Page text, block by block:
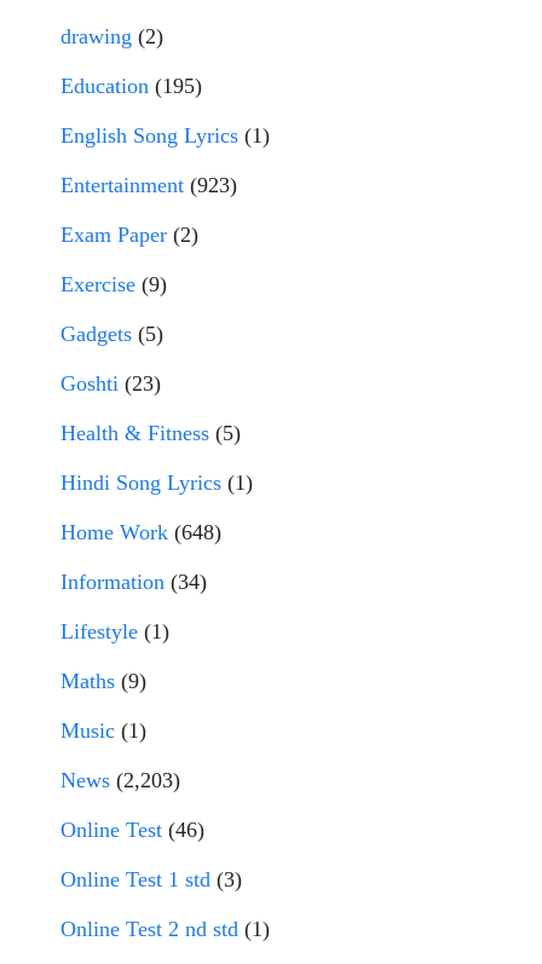
drawing (2)
Education (195)
English Song Lyrics (1)
Entertainment (923)
Exam Paper (2)
Exercise (9)
Gadgets (5)
Goshti (23)
Health & Fitness (5)
Hindi Song Lyrics (1)
Home Work (648)
Information (34)
Lifestyle (1)
Maths (9)
Music (1)
News (2,203)
Online Test (46)
Online Test 1 std (3)
Online Test 2 nd std (1)